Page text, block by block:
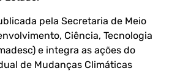
pela Secretaria de Meio
Ciência, Tecnologia
e integra as ações do
de Mudanças Climáticas